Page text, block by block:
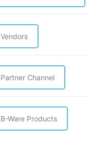
ποσότητα
Vendors
Partner Channel
B-Ware Products